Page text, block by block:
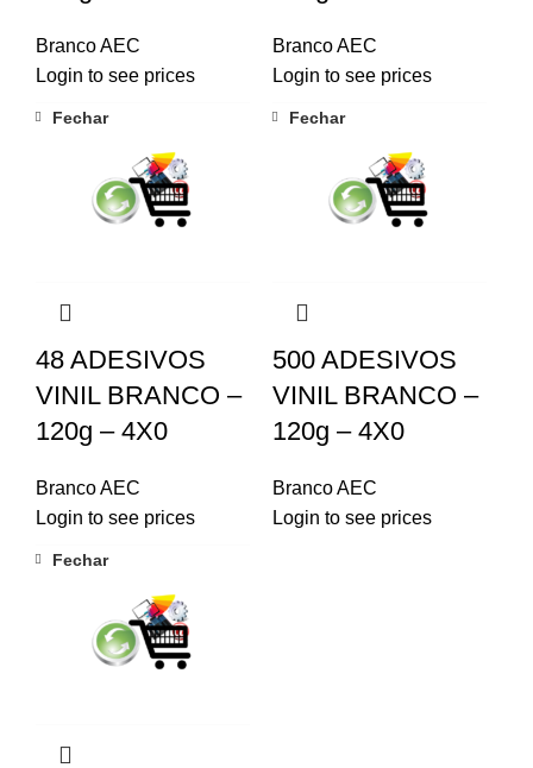
Branco AEC
Login to see prices
Branco AEC
Login to see prices
Fechar
48 ADESIVOS
VINIL BRANCO –
120g – 4X0
Branco AEC
Login to see prices
Fechar
500 ADESIVOS
VINIL BRANCO –
120g – 4X0
Branco AEC
Login to see prices
Fechar